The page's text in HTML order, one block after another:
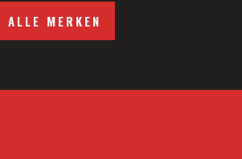
ALLE MERKEN